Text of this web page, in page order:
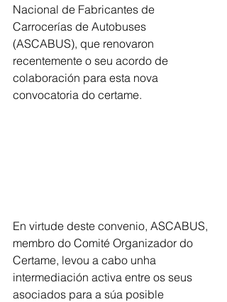
Nacional de Fabricantes de
Carrocerías de Autobuses
(ASCABUS), que renovaron
recentemente o seu acordo de
colaboración para esta nova
convocatoria do certame.
En virtude deste convenio, ASCABUS,
membro do Comité Organizador do
Certame, levou a cabo unha
intermediación activa entre os seus
asociados para a súa posible